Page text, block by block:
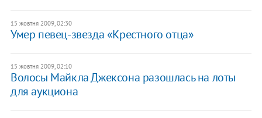
15 жовтня 2009, 02:30
Умер певец-звезда «Крестного отца»
15 жовтня 2009, 02:10
Волосы Майкла Джексона разошлась на лоты
для аукциона